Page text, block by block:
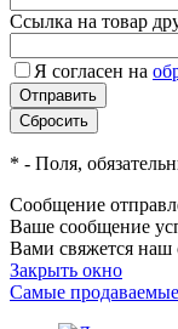
Ссылка на товар
Я согласен на
* - Поля,
Сообщение
Ваше сообщение
Вами свяжется наш
Закрыть окно
Самые